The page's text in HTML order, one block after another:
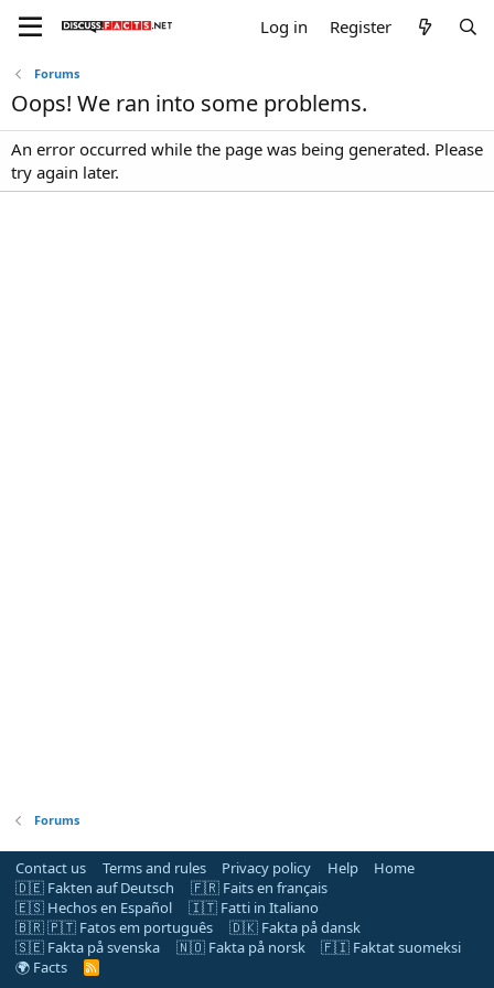
Log in Register
Forums
Oops! We ran into some problems.
An error occurred while the page was being generated. Please
try again later.
Forums
Contact us Terms and rules Privacy policy Help
Home
🇩🇪 Fakten auf Deutsch
🇫🇷 Faits en français
🇪🇸 Hechos en Español
🇮🇹 Fatti in Italiano
🇧🇷 🇵🇹 Fatos em português
🇩🇰 Fakta på dansk
🇸🇪 Fakta på svenska
🇳🇴 Fakta på norsk
🇫🇮 Faktat suomeksi
🌍 Facts
R